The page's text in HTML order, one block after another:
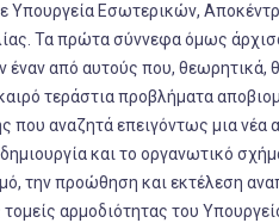
Υπουργεία Εσωτερικών,
Τα πρώτα σύννεφα όμως
έναν από αυτούς που, θεωρητικά,
τεράστια προβλήματα
που αναζητά επειγόντως μια
και το οργανωτικό
την προώθηση και εκτέλεση
αρμοδιότητας του